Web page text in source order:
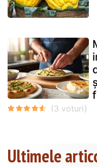
Ultimele